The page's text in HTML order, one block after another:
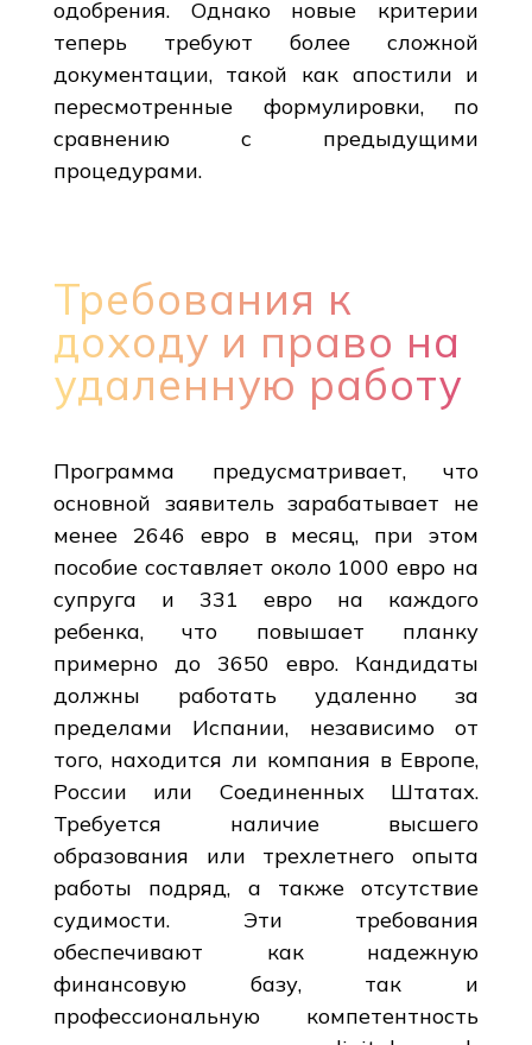
одобрения. Однако новые критерии
теперь требуют более сложной
документации, такой как апостили и
пересмотренные формулировки, по
сравнению с предыдущими
процедурами.
Требования к
доходу и право на
удаленную работу
Программа предусматривает, что
основной заявитель зарабатывает не
менее 2646 евро в месяц, при этом
пособие составляет около 1000 евро на
супруга и 331 евро на каждого
ребенка, что повышает планку
примерно до 3650 евро. Кандидаты
должны работать удаленно за
пределами Испании, независимо от
того, находится ли компания в Европе,
России или Соединенных Штатах.
Требуется наличие высшего
образования или трехлетнего опыта
работы подряд, а также отсутствие
судимости. Эти требования
обеспечивают как надежную
финансовую базу, так и
профессиональную компетентность